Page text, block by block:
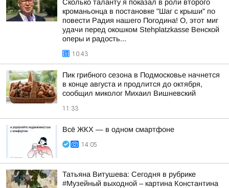
Сколько таланту я показал в роли второго
кроманьонца в постановке "Шаг с крыши" по
повести Радия нашего Погодина! О, этот миг
удачи перед окошком Stehplatzkasse Венской
оперы и радость...
10:43
Пик грибного сезона в Подмосковье начнется
в конце августа и продлится до октября,
сообщил миколог Михаил Вишневский
11:33
Всё ЖКХ — в одном смартфоне
14:05
Татьяна Витушева: Сегодня в рубрике
#Музейный выходной – картина Константина